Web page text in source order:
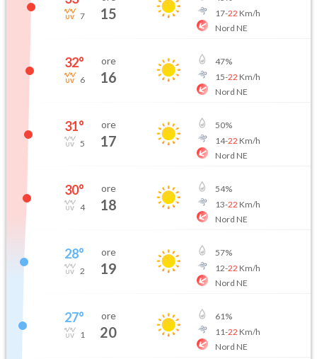
7 15
17-22 Km/h
Nord NE
32°
6
ore
16
47%
15-22 Km/h
Nord NE
31°
5
ore
17
50%
14-22 Km/h
Nord NE
30°
4
ore
18
54%
13-22 Km/h
Nord NE
28°
2
ore
19
57%
12-22 Km/h
Nord NE
27°
1
ore
20
61%
11-22 Km/h
Nord NE